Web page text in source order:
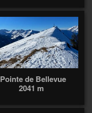
Pointe de Bellevue
2041 m